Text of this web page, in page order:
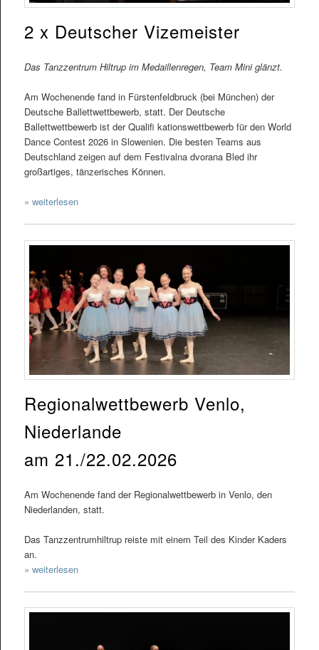
2 x Deutscher Vizemeister
Das Tanzzentrum Hiltrup im Medaillenregen, Team Mini glänzt.
Am Wochenende fand in Fürstenfeldbruck (bei München) der
Deutsche Ballettwettbewerb, statt. Der Deutsche
Ballettwettbewerb ist der Qualifi kationswettbewerb für den World
Dance Contest 2026 in Slowenien. Die besten Teams aus
Deutschland zeigen auf dem Festivalna dvorana Bled ihr
großartiges, tänzerisches Können.
» weiterlesen
Regionalwettbewerb Venlo,
Niederlande
am 21./22.02.2026
Am Wochenende fand der Regionalwettbewerb in Venlo, den
Niederlanden, statt.
Das Tanzzentrumhiltrup reiste mit einem Teil des Kinder Kaders
an.
» weiterlesen